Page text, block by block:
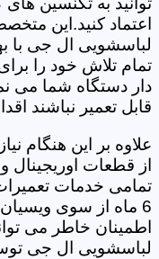
اعتماد کنید.این
لباسشویی ال جی با
تمام تلاش خود را
دار دستگاه شما می
قابل تعمیر نباشند
علاوه بر این هنگام
از قطعات اوریجینال
تمامی خدمات
6 ماه از سوی
اطمینان خاطر می
لباسشویی ال جی